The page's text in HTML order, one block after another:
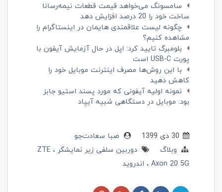
سامسونگ می‌خواهد قیمت قطعات نیمه‌رسانا
ساخت خود را 20 درصد افزایش دهد
چگونه لیست علاقمندی هایمان در اینستاگرام را
مشاهده کنیم؟
بلومبرگ تایید کرد: اپل در حال آزمایش آیفون با
پورت USB-C است
با این روش‌ها مصرف اینترنت موبایل خود را
کاهش دهید
نمونه اولیه آیفونی که مورد پسند استیو جابز
بود: موبایل در دستگاهی شبیه آیپاد
صبا سعادت‌جو
وبلاگ
دوربین سلفی زیر نمایشگر
ZTE
Axon 20 5G
اندروید